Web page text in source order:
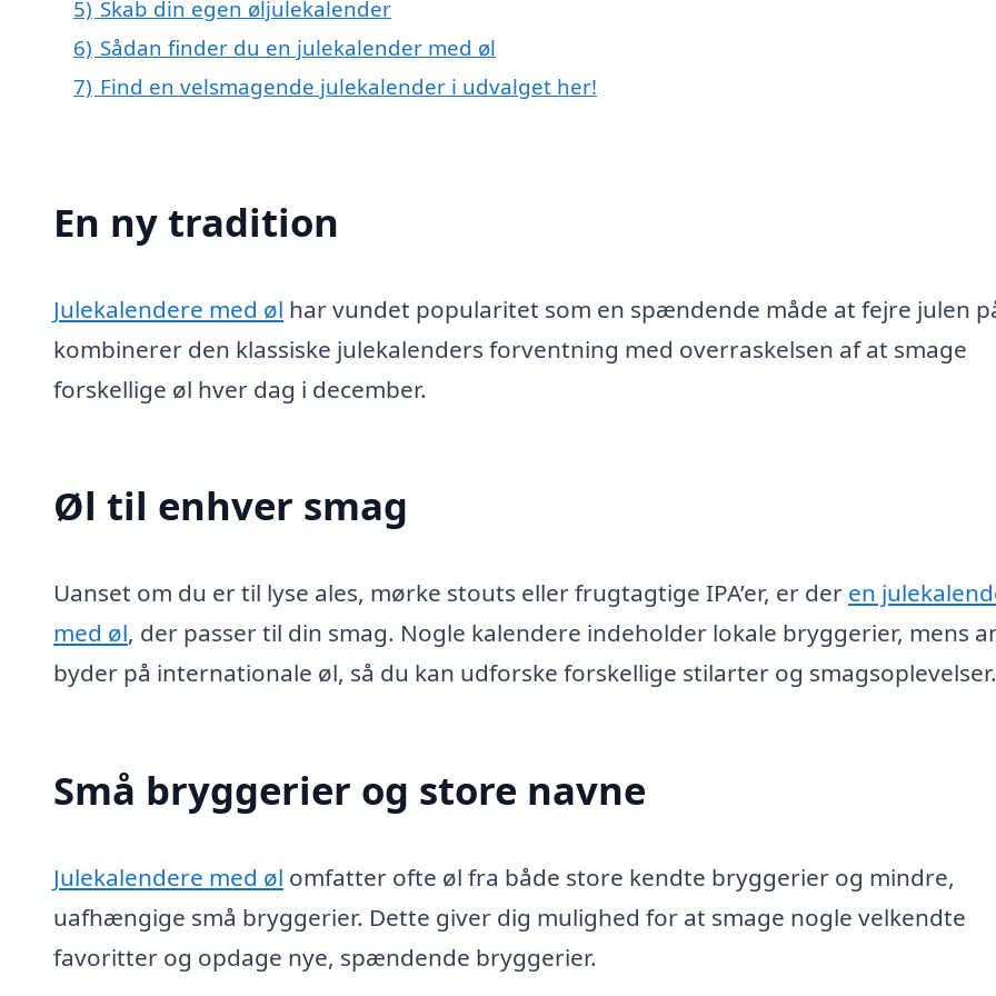
5) Skab din egen øljulekalender
6) Sådan finder du en julekalender med øl
7) Find en velsmagende julekalender i udvalget her!
En ny tradition
Julekalendere med øl har vundet popularitet som en spændende måde at fejre julen
kombinerer den klassiske julekalenders forventning med overraskelsen af at smage
forskellige øl hver dag i december.
Øl til enhver smag
Uanset om du er til lyse ales, mørke stouts eller frugtagtige IPA’er, er der en
med øl, der passer til din smag. Nogle kalendere indeholder lokale bryggerier, mens
byder på internationale øl, så du kan udforske forskellige stilarter og smagsoplevelser.
Små bryggerier og store navne
Julekalendere med øl omfatter ofte øl fra både store kendte bryggerier og mindre,
uafhængige små bryggerier. Dette giver dig mulighed for at smage nogle velkendte
favoritter og opdage nye, spændende bryggerier.